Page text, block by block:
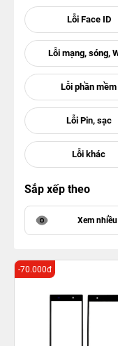
Sắp xếp theo
Xem nhiều
-70.000đ